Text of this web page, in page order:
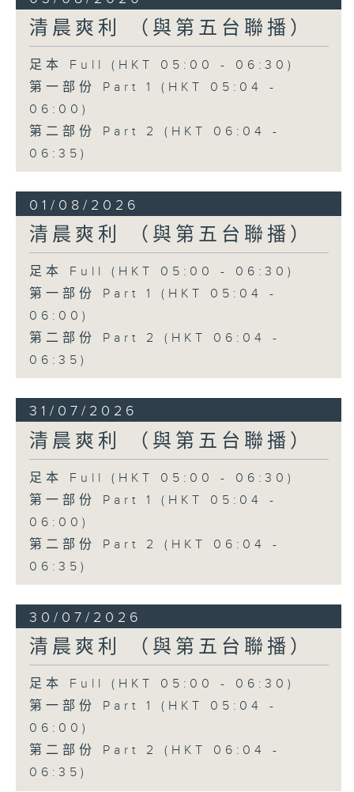
清晨爽利 （與第五台聯播）
足本 Full (HKT 05:00 - 06:30)
第一部份 Part 1 (HKT 05:04 -
06:00)
第二部份 Part 2 (HKT 06:04 -
06:35)
01/08/2026
清晨爽利 （與第五台聯播）
足本 Full (HKT 05:00 - 06:30)
第一部份 Part 1 (HKT 05:04 -
06:00)
第二部份 Part 2 (HKT 06:04 -
06:35)
31/07/2026
清晨爽利 （與第五台聯播）
足本 Full (HKT 05:00 - 06:30)
第一部份 Part 1 (HKT 05:04 -
06:00)
第二部份 Part 2 (HKT 06:04 -
06:35)
30/07/2026
清晨爽利 （與第五台聯播）
足本 Full (HKT 05:00 - 06:30)
第一部份 Part 1 (HKT 05:04 -
06:00)
第二部份 Part 2 (HKT 06:04 -
06:35)